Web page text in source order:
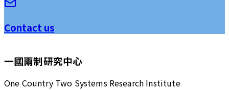
Contact us
一國兩制研究中心
One Country Two Systems Research Institute